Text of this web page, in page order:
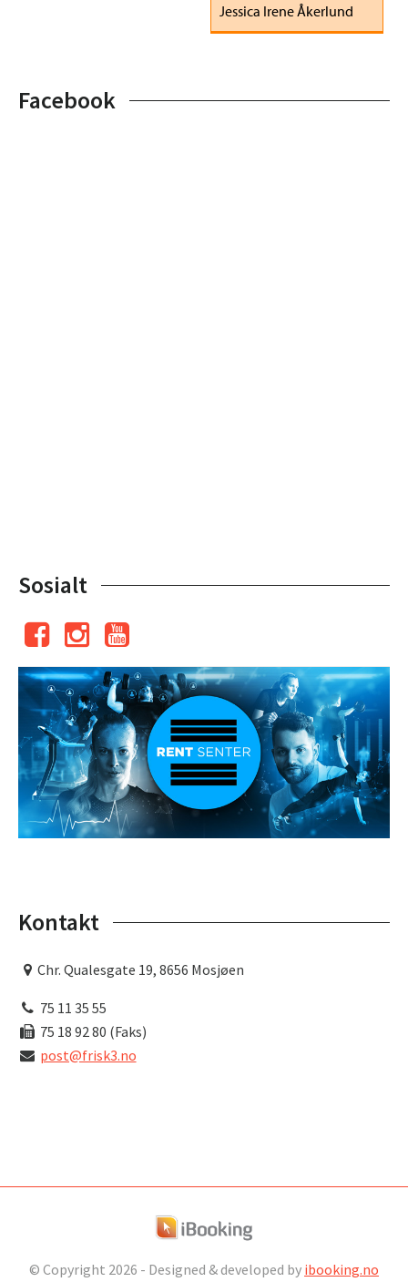
Facebook
Sosialt
Kontakt
Chr. Qualesgate 19, 8656 Mosjøen
75 11 35 55
75 18 92 80 (Faks)
post@frisk3.no
© Copyright 2026 - Designed & developed by ibooking.no